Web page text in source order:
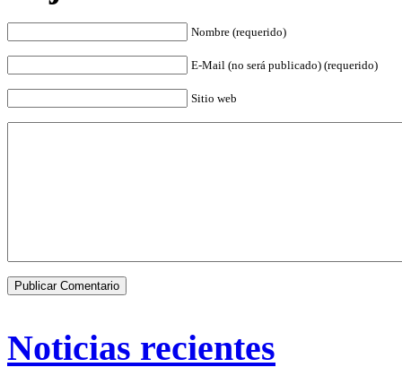
Nombre (requerido)
E-Mail (no será publicado) (requerido)
Sitio web
Noticias recientes